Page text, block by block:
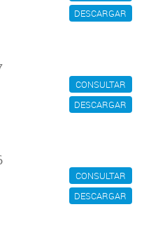
DESCARGAR
CONSULTAR
DESCARGAR
CONSULTAR
DESCARGAR